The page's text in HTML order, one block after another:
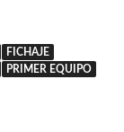
FICHAJE
PRIMER EQUIPO